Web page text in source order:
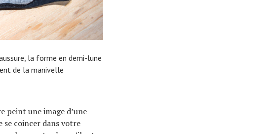
la forme en demi-lune
de la manivelle
peint une image d’une
se coincer dans votre